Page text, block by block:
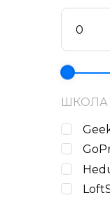
ШКОЛА